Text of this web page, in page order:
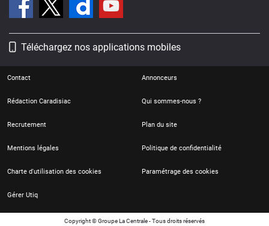
Téléchargez nos applications mobiles
Contact Annonceurs
Rédaction Caradisiac Qui sommes-nous ?
Recrutement Plan du site
Mentions légales Politique de confidentialité
Charte d'utilisation des cookies Paramétrage des cookies
Gérer Utiq
Copyright © Groupe La Centrale - Tous droits réservés